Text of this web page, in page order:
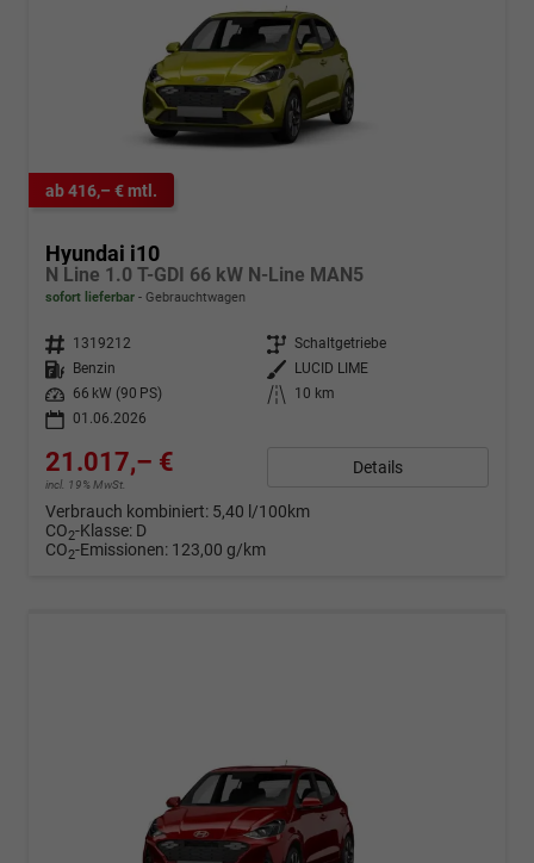
ab 416,– € mtl.
Hyundai i10
N Line 1.0 T-GDI 66 kW N-Line MAN5
sofort lieferbar Gebrauchtwagen
Fahrzeugnr. 1319212 Getriebe Schaltgetriebe
Kraftstoff
Benzin Außenfarbe
LUCID LIME
Leistung
66 kW (90 PS) Kilometerstand
10 km
01.06.2026
21.017,– €
incl. 19% MwSt.
Details
Verbrauch kombiniert: 5,40 l/100km
CO2-Klasse: D
CO2-Emissionen: 123,00 g/km